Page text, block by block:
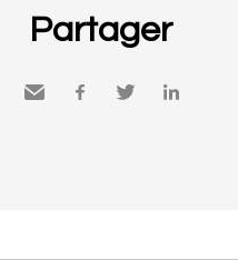
Partager